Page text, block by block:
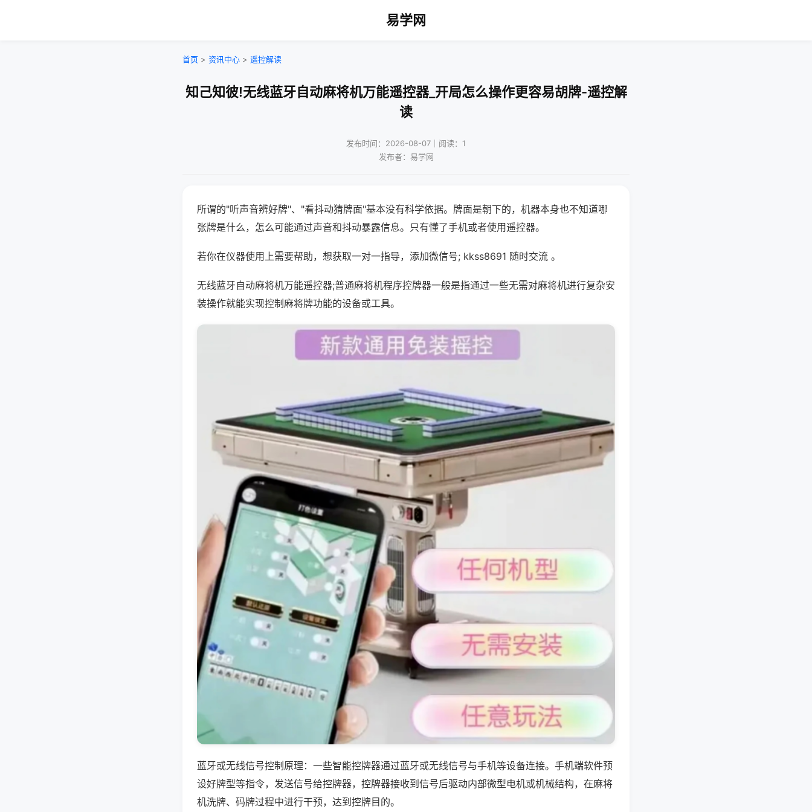
易学网
首页 > 资讯中心 > 遥控解读
知己知彼!无线蓝牙自动麻将机万能遥控器_开局怎么操作更容易胡牌-遥控解
读
发布时间：2026-08-07｜阅读：1
发布者：易学网
所谓的"听声音辨好牌"、"看抖动猜牌面"基本没有科学依据。牌面是朝下的，机器本身也不知道哪
张牌是什么，怎么可能通过声音和抖动暴露信息。只有懂了手机或者使用遥控器。
若你在仪器使用上需要帮助，想获取一对一指导，添加微信号; kkss8691 随时交流 。
无线蓝牙自动麻将机万能遥控器;普通麻将机程序控牌器一般是指通过一些无需对麻将机进行复杂安
装操作就能实现控制麻将牌功能的设备或工具。
蓝牙或无线信号控制原理：一些智能控牌器通过蓝牙或无线信号与手机等设备连接。手机端软件预
设好牌型等指令，发送信号给控牌器，控牌器接收到信号后驱动内部微型电机或机械结构，在麻将
机洗牌、码牌过程中进行干预，达到控牌目的。